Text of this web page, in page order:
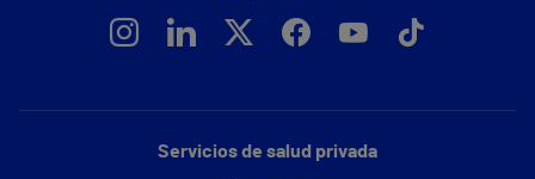
Servicios de salud privada